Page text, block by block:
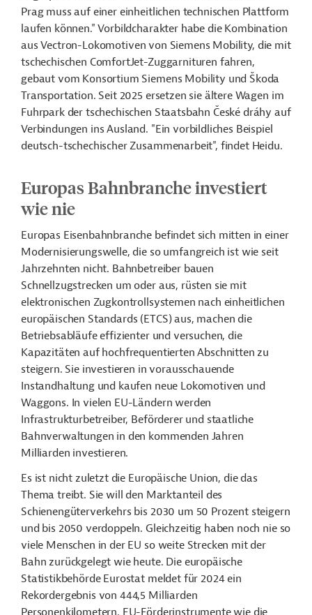
Prag muss auf einer einheitlichen technischen Plattform
laufen können." Vorbildcharakter habe die Kombination
ausVectron-Lokomotiven von Siemens Mobility, die mit
tschechischen ComfortJet-Zuggarnituren fahren,
gebaut vom Konsortium Siemens Mobility und Škoda
Transportation. Seit 2025 ersetzen sie ältere Wagen im
Fuhrpark der tschechischen Staatsbahn České dráhy auf
Verbindungen ins Ausland. "Ein vorbildliches Beispiel
deutsch-tschechischer Zusammenarbeit", findet Heidu.
Europas Bahnbranche investiert
wie nie
Europas Eisenbahnbranche befindet sich mitten in einer
Modernisierungswelle, die so umfangreich ist wie seit
Jahrzehnten nicht. Bahnbetreiber bauen
Schnellzugstrecken um oder aus, rüsten sie mit
elektronischen Zugkontrollsystemen nach einheitlichen
europäischen Standards (ETCS) aus, machen die
Betriebsabläufe effizienter und versuchen, die
Kapazitäten auf hochfrequentierten Abschnitten zu
steigern. Sie investieren in vorausschauende
Instandhaltung und kaufen neue Lokomotiven und
Waggons. In vielen EU-Ländern werden
Infrastrukturbetreiber, Beförderer und staatliche
Bahnverwaltungen in den kommenden Jahren
Milliarden investieren.
Es ist nicht zuletzt die Europäische Union, die das
Thema treibt. Sie will den Marktanteil des
Schienengüterverkehrs bis 2030 um 50 Prozent steigern
und bis 2050 verdoppeln. Gleichzeitig haben noch nie so
viele Menschen in der EU so weite Strecken mit der
Bahn zurückgelegt wie heute. Die europäische
Statistikbehörde Eurostat meldet für 2024 ein
Rekordergebnis von 444,5 Milliarden